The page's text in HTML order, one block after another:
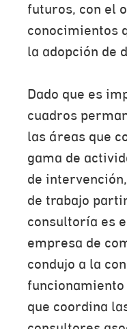
futuros, con el
conocimientos
la adopción de
Dado que es
cuadros
las áreas que
gama de
de
de trabajo
consultoría es
empresa de
condujo a la
funcionamiento
que coordina